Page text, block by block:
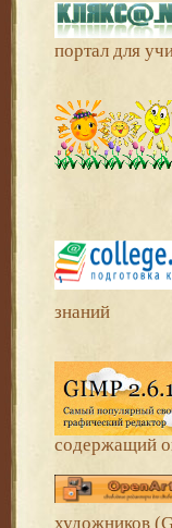
портал для
знаний
содержащий
художников